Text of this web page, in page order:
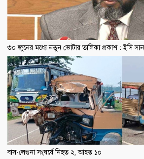
৩০ জুনের মধ্যে নতুন ভোটার তালিকা প্রকাশ : ইসি
বাস-লেগুনা সংঘর্ষে নিহত ২, আহত ১০